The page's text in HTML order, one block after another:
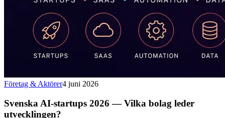
Företag & Aktörer4 juni 2026
Svenska AI-startups 2026 — Vilka bolag leder
utvecklingen?